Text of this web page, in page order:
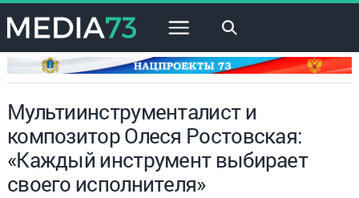
×
Мультиинструменталист и
композитор Олеся Ростовская:
«Каждый инструмент выбирает
своего исполнителя»